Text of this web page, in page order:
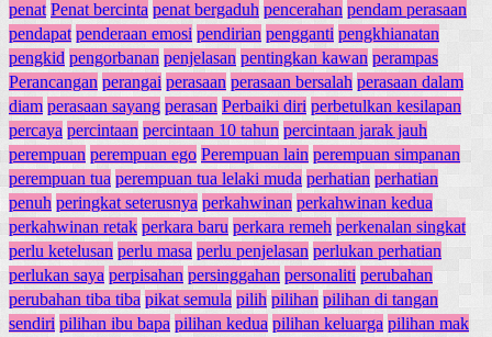
penat Penat bercinta penat bergaduh pencerahan pendam perasaan
pendapat penderaan emosi pendirian pengganti pengkhianatan
pengkid pengorbanan penjelasan pentingkan kawan perampas
Perancangan perangai perasaan perasaan bersalah perasaan dalam
diam perasaan sayang perasan Perbaiki diri perbetulkan kesilapan
percaya percintaan percintaan 10 tahun percintaan jarak jauh
perempuan perempuan ego Perempuan lain perempuan simpanan
perempuan tua perempuan tua lelaki muda perhatian perhatian
penuh peringkat seterusnya perkahwinan perkahwinan kedua
perkahwinan retak perkara baru perkara remeh perkenalan singkat
perlu ketelusan perlu masa perlu penjelasan perlukan perhatian
perlukan saya perpisahan persinggahan personaliti perubahan
perubahan tiba tiba pikat semula pilih pilihan pilihan di tangan
sendiri pilihan ibu bapa pilihan kedua pilihan keluarga pilihan mak